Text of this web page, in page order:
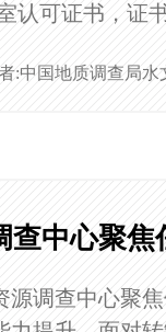
认可证书，证
:中国地质调查局
查中心聚
源调查中心聚